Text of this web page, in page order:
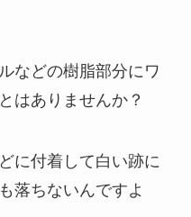
などの樹脂部分にワ
はありませんか？
に付着して白い跡に
落ちないんですよ